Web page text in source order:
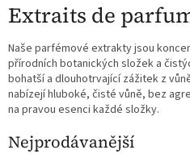
Extraits de
Naše parfémové extrakty jsou
přírodních botanických složek a
bohatší a dlouhotrvající zážitek z
nabízejí hluboké, čisté vůně, bez
na pravou esenci každé složky.
Nejprodávanější